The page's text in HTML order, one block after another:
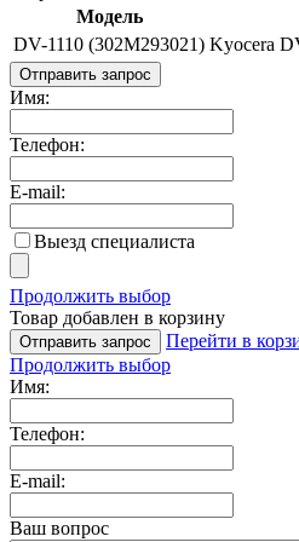
Модель
DV-1110 (302M293021) Kyocera
Отправить запрос
Имя:
Телефон:
E-mail:
Выезд специалиста
Продолжить выбор
Товар добавлен в корзину
Отправить запрос
Перейти в
Продолжить выбор
Имя:
Телефон:
E-mail:
Ваш вопрос